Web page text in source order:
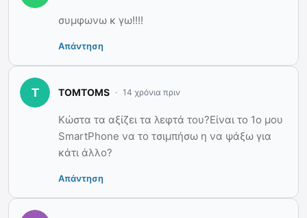
συμφωνω κ γω!!!!
Απάντηση
TOMTOMS 14 χρόνια πριν
Κώστα τα αξίζει τα λεφτά του?Είναι το 1ο μου
SmartPhone να το τσιμπήσω η να ψάξω για
κάτι άλλο?
Απάντηση